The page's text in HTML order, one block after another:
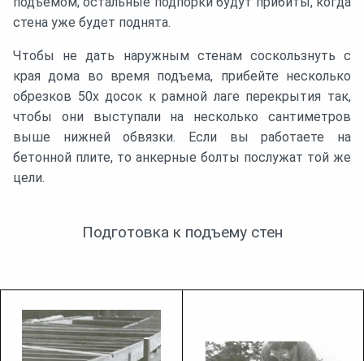
стена уже будет поднята.
Чтобы не дать наружным стенам соскользнуть с
края дома во время подъема, прибейте несколько
обрезков 50х досок к рамной лаге перекрытия так,
чтобы они выступали на несколько сантиметров
выше нижней обвязки. Если вы работаете на
бетонной плите, то анкерные болты послужат той же
цели.
Подготовка к подъему стен